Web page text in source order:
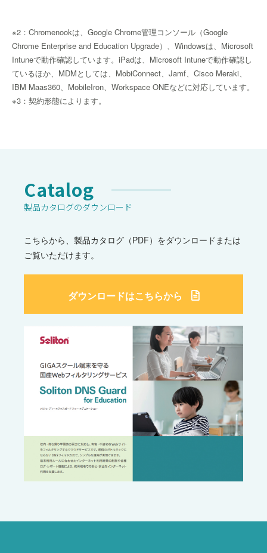
※2：Chromenookは、Google Chrome管理コンソール（Google
Chrome Enterprise and Education Upgrade）、Windowsは、Microsoft
Intuneで動作確認しています。iPadは、Microsoft Intuneで動作確認し
ているほか、MDMとしては、MobiConnect、Jamf、Cisco Meraki、
IBM Maas360、MobileIron、Workspace ONEなどに対応しています。
※3：契約形態によります。
Catalog
製品カタログのダウンロード
こちらから、製品カタログ（PDF）をダウンロードまたは
ご覧いただけます。
ダウンロードはこちらから